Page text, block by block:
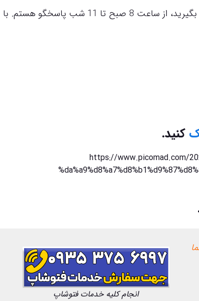
برای سفارش خدمات فتوشاپ ایی خود با شماره فوق، تماس بگیرید، از ساعت 8 صبح تا 11
کنید.
https://www.picomad.com/
انجام کلیه خدمات فتوشاپ